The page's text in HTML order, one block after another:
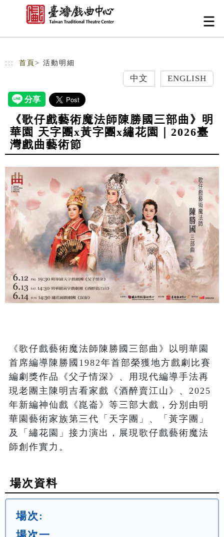
跳到主要內容
網站導覽
::: 首頁 > 活動明細
中文 ENGLISH
《歌仔戲藝術魔法師陳勝國三部曲》明
華園 天字團x黃字團x繡花園｜2026臺
灣戲曲藝術節
《歌仔戲藝術魔法師陳勝國三部曲》以明華園
首席編導陳勝國1982年首部榮獲地方戲劇比賽
編劇獎作品《父子情深》、用現代編導手法再
現老團主陳明吉看家戲《酒醉賣江山》、2025
年新編神仙戲《崑崙》等三部大戲，分別由明
華園藝術家族第三代「天字團」、「黃字團」
及「繡花園」接力演出，展現歌仔戲藝術魔法
師創作實力。
場次資料
場次: